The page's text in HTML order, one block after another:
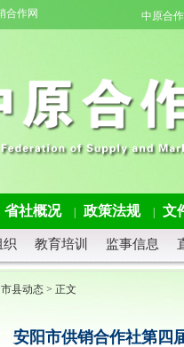
合作网 中原合
省社概况 政策法规 文
织 教育培训 监事信息
市县动态 > 正文
安阳市供销合作社第四